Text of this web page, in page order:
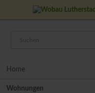
Home
Wohnungen